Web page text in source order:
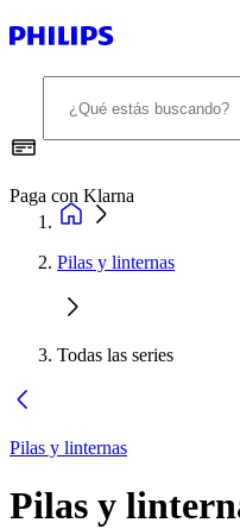
Paga con Klarna
Pilas y linternas
Todas las series
Pilas y linternas
Pilas y